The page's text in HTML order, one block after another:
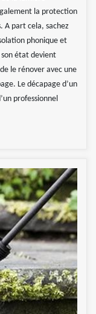
la protection
A part cela, sachez
phonique et
état devient
le rénover avec une
Le décapage d’un
professionnel